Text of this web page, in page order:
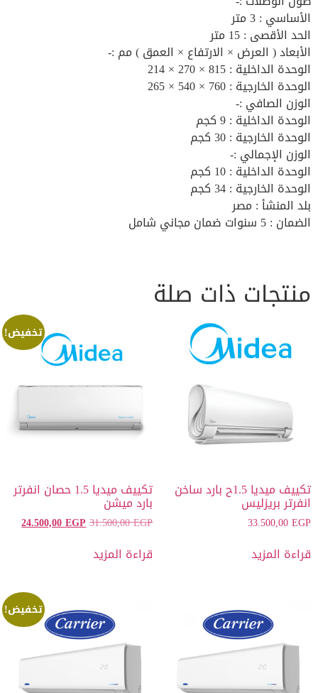
الأساسي : 3 متر
الحد الأقصى : 15 متر
الأبعاد ( العرض × الارتفاع × العمق ) مم :-
الوحدة الداخلية : 815 × 270 × 214
الوحدة الخارجية : 760 × 540 × 265
الوزن الصافي :-
الوحدة الداخلية : 9 كجم
الوحدة الخارجية : 30 كجم
الوزن الإجمالي :-
الوحدة الداخلية : 10 كجم
الوحدة الخارجية : 34 كجم
بلد المنشأ : مصر
الضمان : 5 سنوات ضمان مجاني شامل
منتجات ذات صلة
تكييف ميديا 1.5ح بارد ساخن
انفرتر بريزليس
33.500,00EGP
قراءة المزيد
تخفيض!
تكييف ميديا 1.5 حصان انفرتر
بارد ميشن
31.500,00EGP
24.500,00EGP
قراءة المزيد
تخفيض!